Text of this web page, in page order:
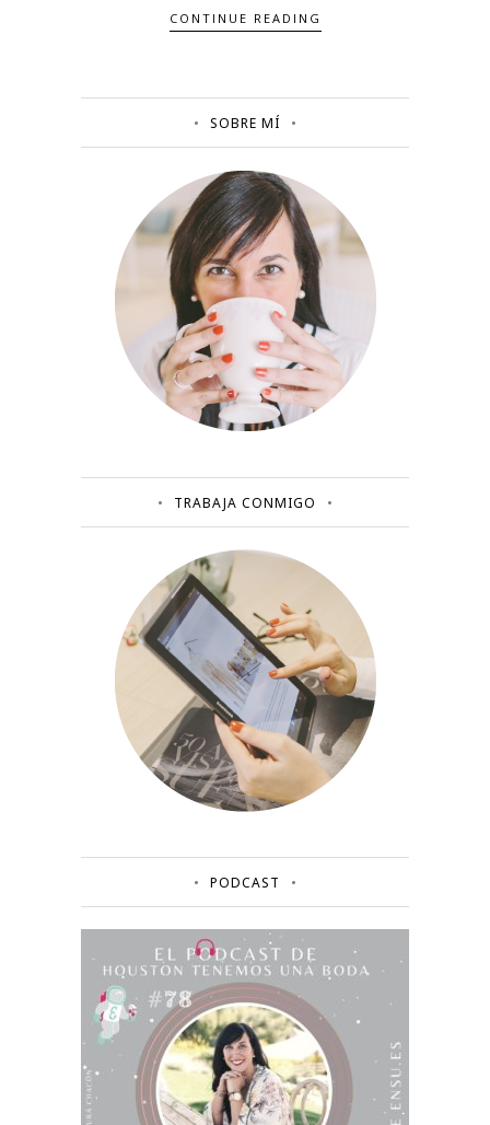
CONTINUE READING
SOBRE MÍ
TRABAJA CONMIGO
PODCAST